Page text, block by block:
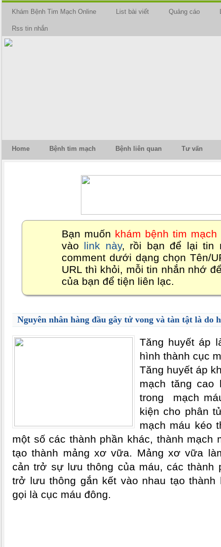
Khám Bệnh Tim Mạch Online List bài viết Quảng cáo
Rss tin nhắn
Home Bệnh tim mạch Bệnh liên quan Tư vấn
Bạn muốn khám bệnh tim mạch
vào link này, rồi bạn để lại tin
comment dưới dạng chọn Tên/
URL thì khỏi, mỗi tin nhắn nhớ
của bạn để tiện liên lạc.
Nguyên nhân hàng đầu gây tử vong và tàn tật là do
Tăng huyết áp
hình thành cục
Tăng huyết áp
mạch tăng cao
trong mạch
kiện cho phân
mạch máu kéo
một số các thành phần khác, thành mạch
tạo thành mảng xơ vữa. Mảng xơ vữa
cản trở sự lưu thông của máu, các thành
trở lưu thông gắn kết vào nhau tạo thành
gọi là cục máu đông.